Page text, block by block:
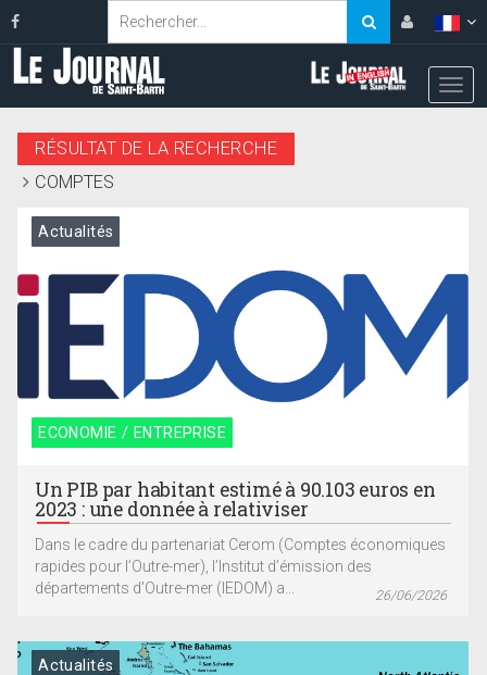
RÉSULTAT DE LA RECHERCHE
COMPTES
ECONOMIE / ENTREPRISE
Actualités
Un PIB par habitant estimé à 90.103 euros en
2023 : une donnée à relativiser
Dans le cadre du partenariat Cerom (Comptes économiques
rapides pour l’Outre-mer), l’Institut d’émission des
départements d’Outre-mer (IEDOM) a...
26/06/2026
Actualités